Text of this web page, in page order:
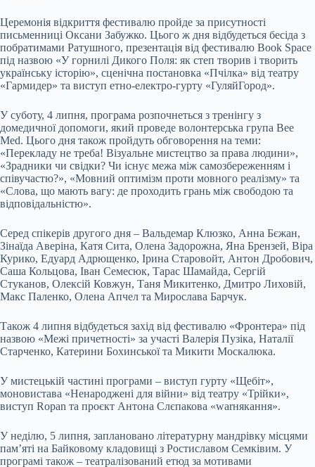
Церемонія відкриття фестивалю пройде за присутності
письменниці Оксани Забужко. Цього ж дня відбудеться бесіда з
побратимами Ратушного, презентація від фестивалю Book Space
під назвою «У горнилі Дикого Поля: як степ творив і творить
українську історію», сценічна постановка «Пчілка» від театру
«Гармидер» та виступ етно-електро-гурту «ГуляйГород».
У суботу, 4 липня, програма розпочнеться з тренінгу з
домедичної допомоги, який проведе волонтерська група Bee
Med. Цього дня також пройдуть обговорення на теми:
«Перекладу не треба! Візуальне мистецтво за права людини»,
«Зрадники чи свідки? Чи існує межа між самозбереженням і
співучастю?», «Мовний оптимізм проти мовного реалізму» та
«Слова, що мають вагу: де проходить грань між свободою та
відповідальністю».
Серед спікерів другого дня – Вальдемар Клюзко, Анна Бєжан,
Зінаїда Аверіна, Катя Сита, Олена Задорожна, Яна Брензей, Віра
Курико, Едуард Адрющенко, Ірина Старовойт, Антон Дробович,
Саша Кольцова, Іван Семесюк, Тарас Шамайда, Сергій
Стуканов, Олексій Ковжун, Таня Микитенко, Дмитро Лиховій,
Макс Паленко, Олена Апчел та Мирослава Барчук.
Також 4 липня відбудеться захід від фестивалю «Фронтера» під
назвою «Межі причетності» за участі Валерія Пузіка, Наталії
Старченко, Катерини Бохинської та Микити Москалюка.
У мистецькій частині програми – виступ гурту «Щебіт»,
моновистава «Ненароджені для війни» від театру «Трійки»,
виступ Ropan та проєкт Антона Слєпакова «warнякання».
У неділю, 5 липня, заплановано літературну мандрівку місцями
пам’яті на Байковому кладовищі з Ростиславом Семківим. У
програмі також – театралізований етюд за мотивами